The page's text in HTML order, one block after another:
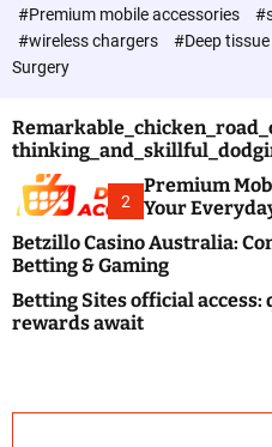
#Premium mobile accessories
#wireless chargers
#Deep
Surgery
2
Premium
Your
Betzillo Casino Australia:
Betting & Gaming
Betting Sites official
rewards await